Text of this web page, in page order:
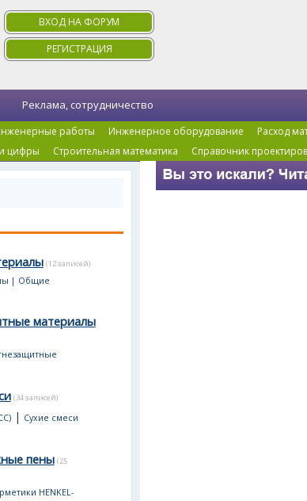
ВХОД НА ФОРУМ
РЕГИСТРАЦИЯ
работы Инженерное оборудование
Расход
цифры Строительная математика Справочник
Реклама, сотрудничество
(12 записей)
| Общие
материалы
(34 записей)
| Сухие смеси
пены (25
HENKEL-